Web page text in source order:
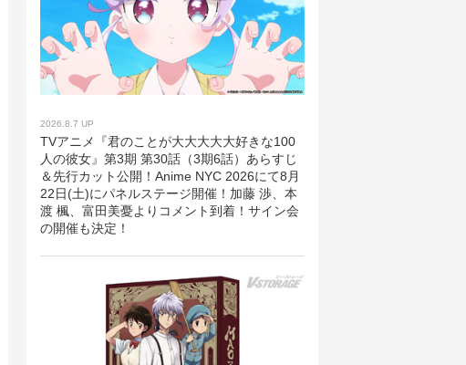
2026.8.7 UP
TVアニメ『君のことが大大大大大好きな100
人の彼女』第3期 第30話（3期6話）あらすじ
＆先行カット公開！Anime NYC 2026にて8月
22日(土)にパネルステージ開催！加藤 渉、本
渡 楓、富田美憂よりコメント到着！サイン会
の開催も決定！